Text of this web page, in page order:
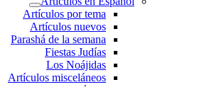
Artículos por tema
Artículos nuevos
Parashá de la semana
Fiestas Judías
Los Noájidas
Artículos misceláneos